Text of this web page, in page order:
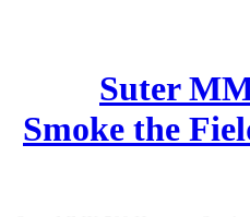
Suter
Smoke the